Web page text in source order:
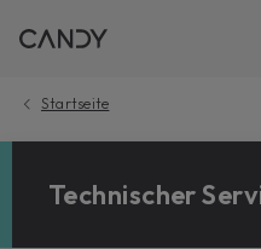
Startseite
Technischer